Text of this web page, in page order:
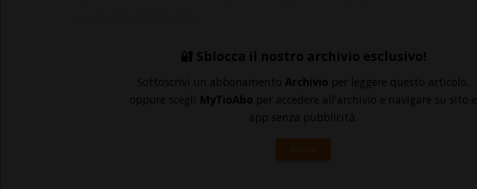
🔐 Sblocca il nostro archivio esclusivo!
Sottoscrivi un abbonamento Archivio per leggere questo articolo,
oppure scegli MyTioAbo per accedere all'archivio e navigare su sito e
app senza pubblicità.
ACCEDI